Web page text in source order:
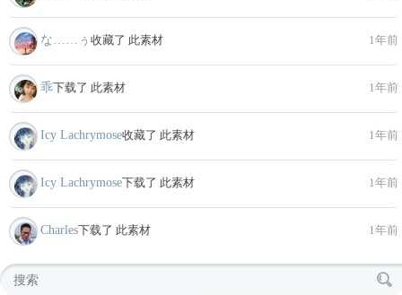
な……ぅ 收藏了 此素材 1年前
乖下载了 此素材 1年前
Icy Lachrymose收藏了 此素材 1年前
Icy Lachrymose下载了 此素材 1年前
Charles下载了 此素材 1年前